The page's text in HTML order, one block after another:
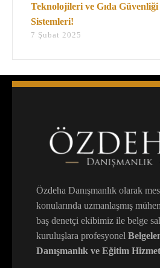
Teknolojileri ve Gıda
Sistemleri!
7 Şubat 2025
Özdeha Danışmanlık olarak
konularında uzmanlaşmış
baş denetçi ekibimiz ile belge
kuruluşlara profesyonel
Danışmanlık ve Eğitim